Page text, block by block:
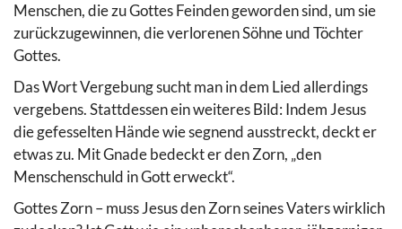
Menschen, die zu Gottes Feinden geworden sind, um sie
zurückzugewinnen, die verlorenen Söhne und Töchter
Gottes.
Das Wort Vergebung sucht man in dem Lied allerdings
vergebens. Stattdessen ein weiteres Bild: Indem Jesus
die gefesselten Hände wie segnend ausstreckt, deckt er
etwas zu. Mit Gnade bedeckt er den Zorn, „den
Menschenschuld in Gott erweckt“.
Gottes Zorn – muss Jesus den Zorn seines Vaters wirklich